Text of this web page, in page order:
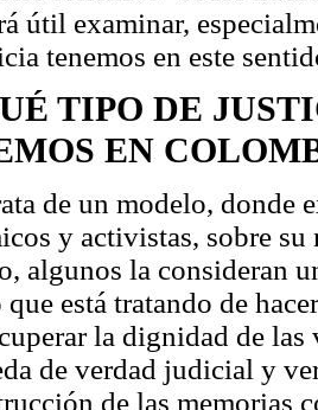
útil examinar,
tenemos en este
TIPO DE
EN
de un modelo, donde
y activistas, sobre
algunos la consideran
está tratando de
la dignidad de
de verdad judicial y
de las memorias